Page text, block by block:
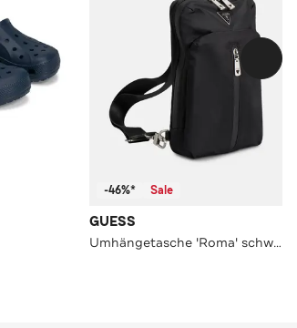
-46%* Sale
GUESS
Umhängetasche 'Roma' schwarz